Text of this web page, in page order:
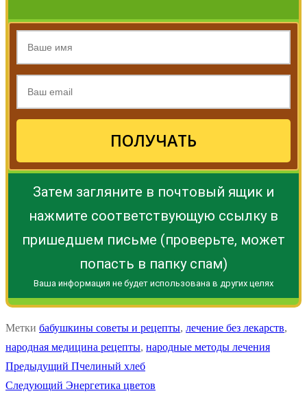
ПОЛУЧАТЬ
Затем загляните в почтовый ящик и
нажмите соответствующую ссылку в
пришедшем письме (проверьте, может
попасть в папку спам)
Ваша информация не будет использована в других целях
Метки бабушкины советы и рецепты, лечение без лекарств,
народная медицина рецепты, народные методы лечения
Навигация
Предыдущий Предыдущая
запись:
Пчелиный хлеб
Следующий Следующая
Энергетика цветов